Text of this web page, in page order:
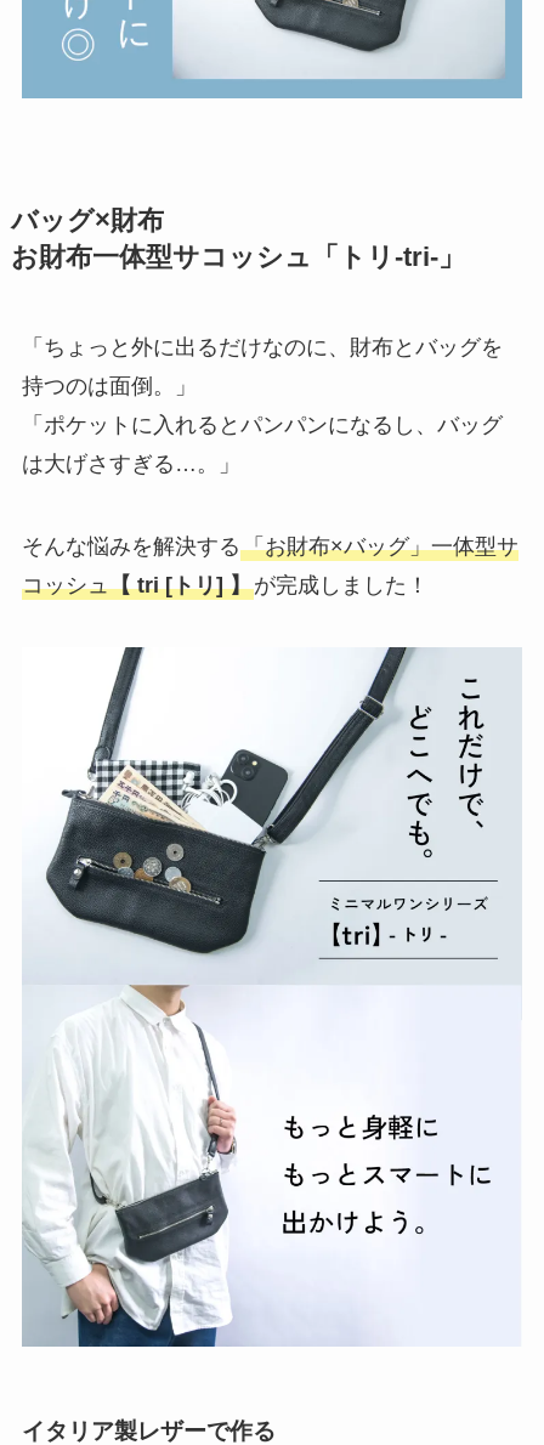
バッグ×財布
お財布一体型サコッシュ「トリ-tri-」
「ちょっと外に出るだけなのに、財布とバッグを
持つのは面倒。」
「ポケットに入れるとパンパンになるし、バッグ
は大げさすぎる…。」
そんな悩みを解決する「お財布×バッグ」一体型サ
コッシュ【 tri [トリ] 】が完成しました！
イタリア製レザーで作る